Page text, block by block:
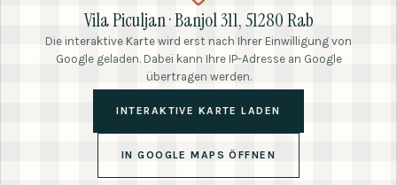
Vila Piculjan · Banjol 311, 51280 Rab
Die interaktive Karte wird erst nach Ihrer Einwilligung von
Google geladen. Dabei kann Ihre IP-Adresse an Google
übertragen werden.
INTERAKTIVE KARTE LADEN
IN GOOGLE MAPS ÖFFNEN